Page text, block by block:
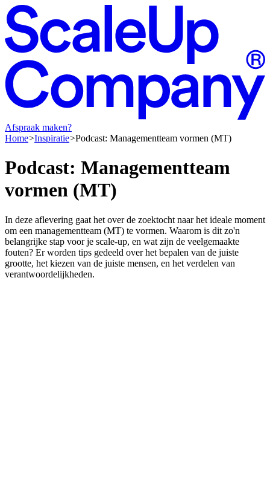
Afspraak maken?
Home Inspiratie Podcast: Managementteam vormen (MT)
Podcast: Managementteam
vormen (MT)
In deze aflevering gaat het over de zoektocht naar het ideale moment
om een managementteam (MT) te vormen. Waarom is dit zo'n
belangrijke stap voor je scale-up, en wat zijn de veelgemaakte
fouten? Er worden tips gedeeld over het bepalen van de juiste
grootte, het kiezen van de juiste mensen, en het verdelen van
verantwoordelijkheden.